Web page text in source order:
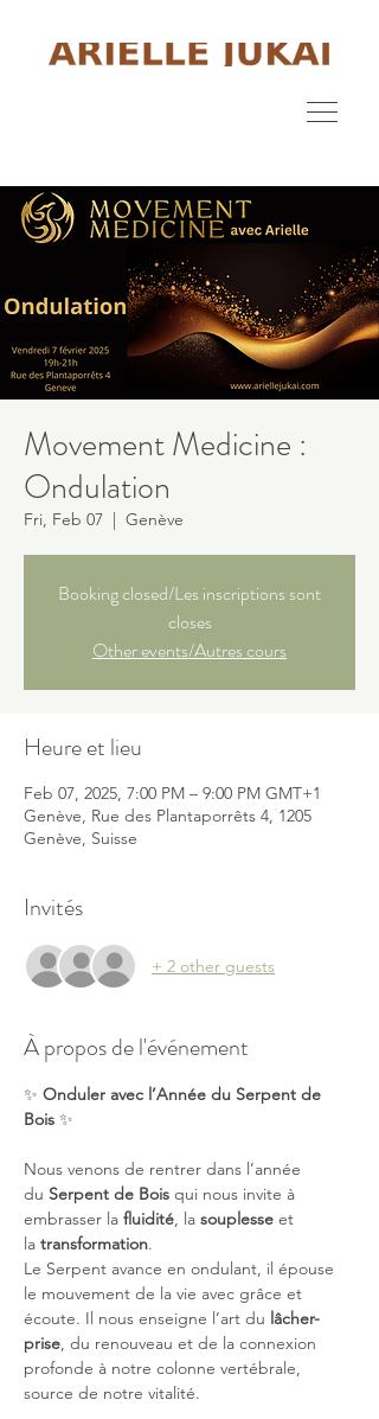
Movement Medicine :
Ondulation
Fri, Feb 07
  |
Genève
Booking closed/Les inscriptions sont
closes
Other events/Autres cours
Heure et lieu
Feb 07, 2025, 7:00 PM – 9:00 PM GMT+1
Genève, Rue des Plantaporrêts 4, 1205
Genève, Suisse
Invités
+ 2 other guests
À propos de l'événement
✨ Onduler avec l’Année du Serpent de
Bois ✨
Nous venons de rentrer dans l’année
du Serpent de Bois qui nous invite à
embrasser la fluidité, la souplesse et
la transformation.
Le Serpent avance en ondulant, il épouse
le mouvement de la vie avec grâce et
écoute. Il nous enseigne l’art du lâcher-
prise, du renouveau et de la connexion
profonde à notre colonne vertébrale,
source de notre vitalité.